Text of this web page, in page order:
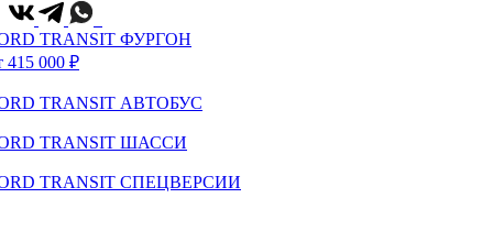
TRANSIT ФУРГОН
415 000 ₽
TRANSIT АВТОБУС
TRANSIT ШАССИ
TRANSIT СПЕЦВЕРСИИ